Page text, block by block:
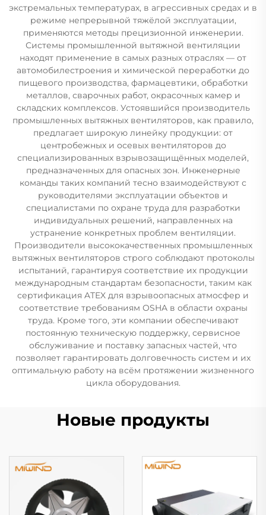
экстремальных температурах, в агрессивных средах и в
режиме непрерывной тяжёлой эксплуатации,
применяются методы прецизионной инженерии.
Системы промышленной вытяжной вентиляции
находят применение в самых разных отраслях — от
автомобилестроения и химической переработки до
пищевого производства, фармацевтики, обработки
металлов, сварочных работ, окрасочных камер и
складских комплексов. Устоявшийся производитель
промышленных вытяжных вентиляторов, как правило,
предлагает широкую линейку продукции: от
центробежных и осевых вентиляторов до
специализированных взрывозащищённых моделей,
предназначенных для опасных зон. Инженерные
команды таких компаний тесно взаимодействуют с
руководителями эксплуатации объектов и
специалистами по охране труда для разработки
индивидуальных решений, направленных на
устранение конкретных проблем вентиляции.
Производители высококачественных промышленных
вытяжных вентиляторов строго соблюдают протоколы
испытаний, гарантируя соответствие их продукции
международным стандартам безопасности, таким как
сертификация ATEX для взрывоопасных атмосфер и
соответствие требованиям OSHA в области охраны
труда. Кроме того, эти компании обеспечивают
постоянную техническую поддержку, сервисное
обслуживание и поставку запасных частей, что
позволяет гарантировать долговечность систем и их
оптимальную работу на всём протяжении жизненного
цикла оборудования.
Новые продукты